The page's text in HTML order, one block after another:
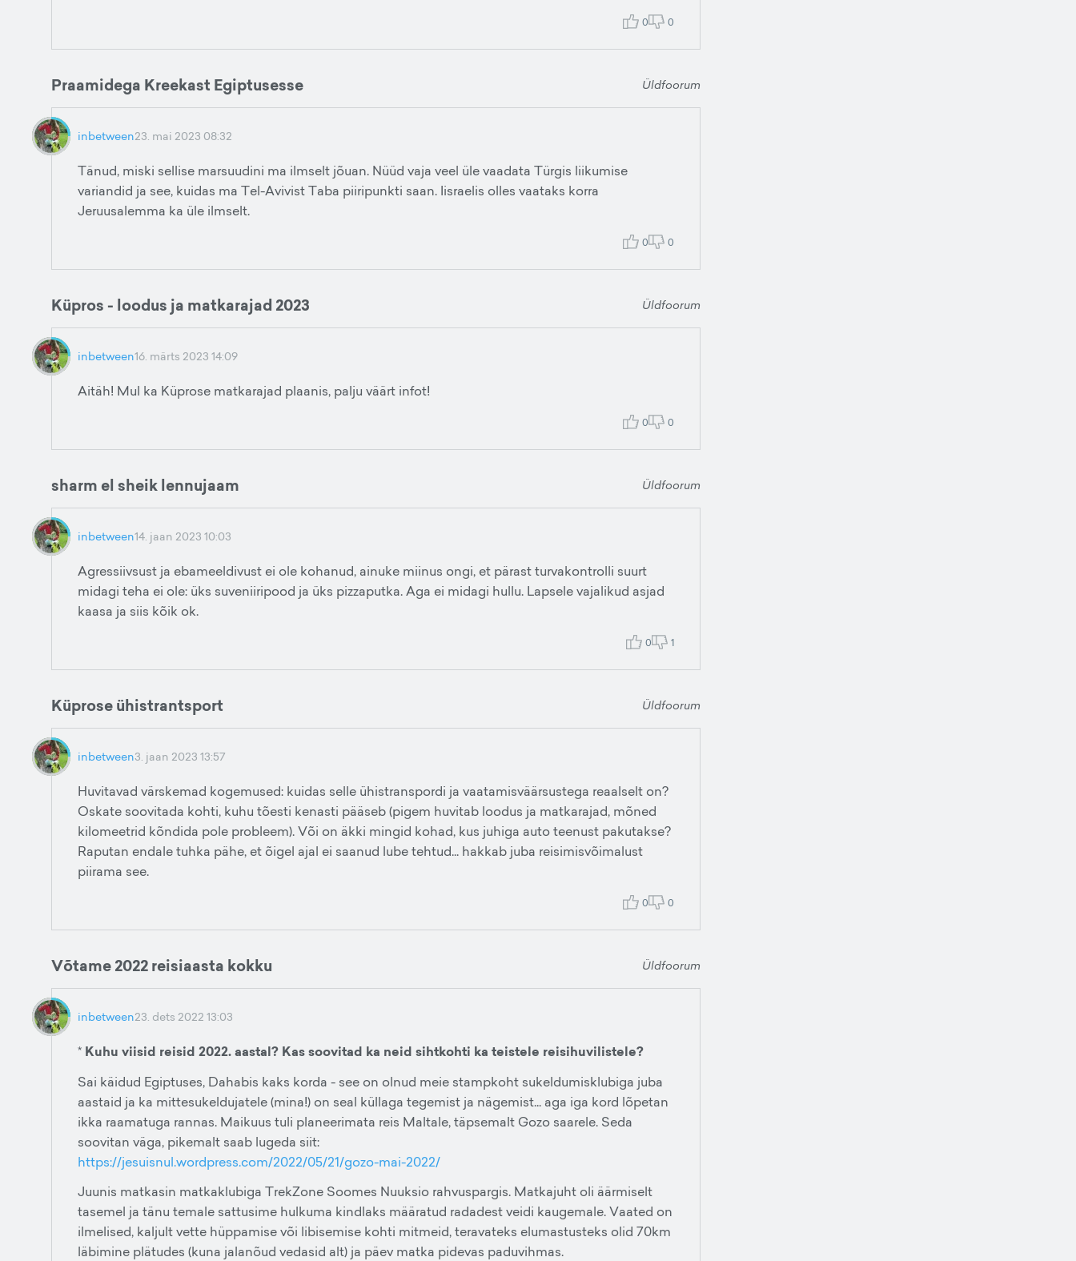
0 0
Praamidega Kreekast Egiptusesse Üldfoorum
inbetween23. mai 2023 08:32
Tänud, miski sellise marsuudini ma ilmselt jõuan. Nüüd vaja veel üle vaadata Türgis liikumise
variandid ja see, kuidas ma Tel-Avivist Taba piiripunkti saan. Iisraelis olles vaataks korra
Jeruusalemma ka üle ilmselt.
0 0
Küpros - loodus ja matkarajad 2023 Üldfoorum
inbetween16. märts 2023 14:09
Aitäh! Mul ka Küprose matkarajad plaanis, palju väärt infot!
0 0
sharm el sheik lennujaam Üldfoorum
inbetween14. jaan 2023 10:03
Agressiivsust ja ebameeldivust ei ole kohanud, ainuke miinus ongi, et pärast turvakontrolli suurt
midagi teha ei ole: üks suveniiripood ja üks pizzaputka. Aga ei midagi hullu. Lapsele vajalikud asjad
kaasa ja siis kõik ok.
0 1
Küprose ühistrantsport Üldfoorum
inbetween3. jaan 2023 13:57
Huvitavad värskemad kogemused: kuidas selle ühistranspordi ja vaatamisväärsustega reaalselt on?
Oskate soovitada kohti, kuhu tõesti kenasti pääseb (pigem huvitab loodus ja matkarajad, mõned
kilomeetrid kõndida pole probleem). Või on äkki mingid kohad, kus juhiga auto teenust pakutakse?
Raputan endale tuhka pähe, et õigel ajal ei saanud lube tehtud... hakkab juba reisimisvõimalust
piirama see.
0 0
Võtame 2022 reisiaasta kokku Üldfoorum
inbetween23. dets 2022 13:03
* Kuhu viisid reisid 2022. aastal? Kas soovitad ka neid sihtkohti ka teistele reisihuvilistele?
Sai käidud Egiptuses, Dahabis kaks korda - see on olnud meie stampkoht sukeldumisklubiga juba
aastaid ja ka mittesukeldujatele (mina!) on seal küllaga tegemist ja nägemist... aga iga kord lõpetan
ikka raamatuga rannas. Maikuus tuli planeerimata reis Maltale, täpsemalt Gozo saarele. Seda
soovitan väga, pikemalt saab lugeda siit:
https://jesuisnul.wordpress.com/2022/05/21/gozo-mai-2022/
Juunis matkasin matkaklubiga TrekZone Soomes Nuuksio rahvuspargis. Matkajuht oli äärmiselt
tasemel ja tänu temale sattusime hulkuma kindlaks määratud radadest veidi kaugemale. Vaated on
ilmelised, kaljult vette hüppamise või libisemise kohti mitmeid, teravateks elumastusteks olid 70km
läbimine plätudes (kuna jalanõud vedasid alt) ja päev matka pidevas paduvihmas.